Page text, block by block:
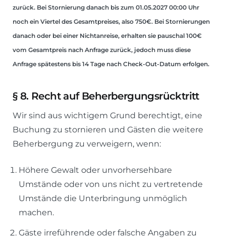
zurück. Bei Stornierung danach bis zum 01.05.2027 00:00 Uhr
noch ein Viertel des Gesamtpreises, also 750€. Bei Stornierungen
danach oder bei einer Nichtanreise, erhalten sie pauschal 100€
vom Gesamtpreis nach Anfrage zurück, jedoch muss diese
Anfrage spätestens bis 14 Tage nach Check-Out-Datum erfolgen.
§ 8. Recht auf Beherbergungsrücktritt
Wir sind aus wichtigem Grund berechtigt, eine
Buchung zu stornieren und Gästen die weitere
Beherbergung zu verweigern, wenn:
Höhere Gewalt oder unvorhersehbare
Umstände oder von uns nicht zu vertretende
Umstände die Unterbringung unmöglich
machen.
Gäste irreführende oder falsche Angaben zu